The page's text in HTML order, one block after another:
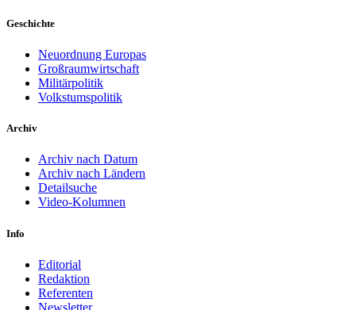
Geschichte
Neuordnung Europas
Großraumwirtschaft
Militärpolitik
Volkstumspolitik
Archiv
Archiv nach Datum
Archiv nach Ländern
Detailsuche
Video-Kolumnen
Info
Editorial
Redaktion
Referenten
Newsletter